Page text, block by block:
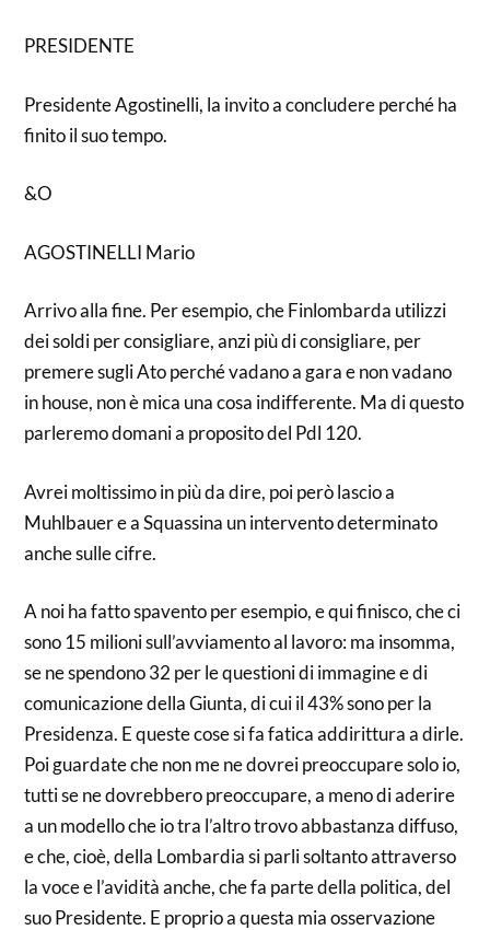
PRESIDENTE
Presidente Agostinelli, la invito a concludere perché ha
finito il suo tempo.
&O
AGOSTINELLI Mario
Arrivo alla fine. Per esempio, che Finlombarda utilizzi
dei soldi per consigliare, anzi più di consigliare, per
premere sugli Ato perché vadano a gara e non vadano
in house, non è mica una cosa indifferente. Ma di questo
parleremo domani a proposito del Pdl 120.
Avrei moltissimo in più da dire, poi però lascio a
Muhlbauer e a Squassina un intervento determinato
anche sulle cifre.
A noi ha fatto spavento per esempio, e qui finisco, che ci
sono 15 milioni sull’avviamento al lavoro: ma insomma,
se ne spendono 32 per le questioni di immagine e di
comunicazione della Giunta, di cui il 43% sono per la
Presidenza. E queste cose si fa fatica addirittura a dirle.
Poi guardate che non me ne dovrei preoccupare solo io,
tutti se ne dovrebbero preoccupare, a meno di aderire
a un modello che io tra l’altro trovo abbastanza diffuso,
e che, cioè, della Lombardia si parli soltanto attraverso
la voce e l’avidità anche, che fa parte della politica, del
suo Presidente. E proprio a questa mia osservazione